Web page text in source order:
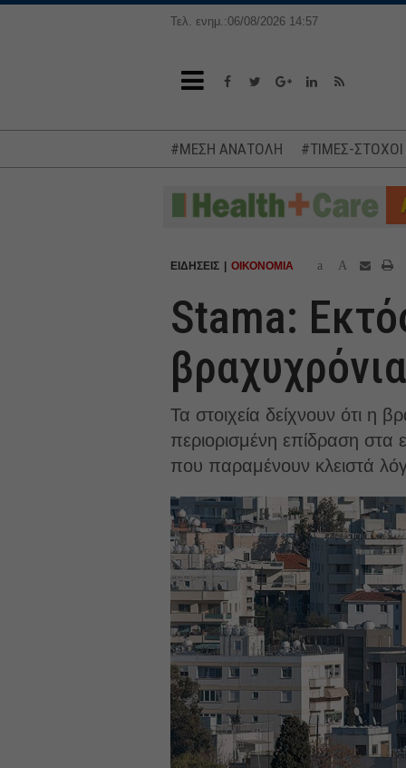
Τελ. ενημ.:06/08/2026 14:57
#ΜΕΣΗ ΑΝΑΤΟΛΗ #ΤΙΜΕΣ-
ΕΙΔΗΣΕΙΣ ΟΙΚΟΝΟΜΙΑ a A
Stama:
Τα στοιχεία δείχνουν ότι η
περιορισμένη επίδραση στα
που παραμένουν κλειστά